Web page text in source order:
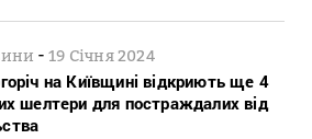
-19 Січня 2024
на Київщині відкриють ще 4
шелтери для постраждалих від